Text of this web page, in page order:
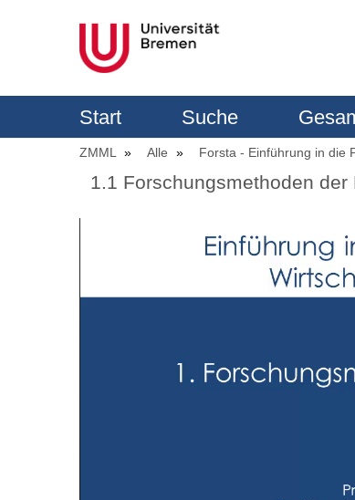
Start Suche
ZMML Alle Forsta - Einführung in die
1.1 Forschungsmethoden der